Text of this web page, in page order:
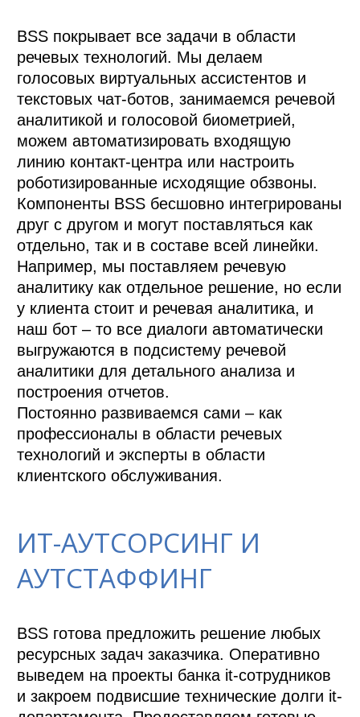
BSS покрывает все задачи в области
речевых технологий. Мы делаем
голосовых виртуальных ассистентов и
текстовых чат-ботов, занимаемся речевой
аналитикой и голосовой биометрией,
можем автоматизировать входящую
линию контакт-центра или настроить
роботизированные исходящие обзвоны.
Компоненты BSS бесшовно интегрированы
друг с другом и могут поставляться как
отдельно, так и в составе всей линейки.
Например, мы поставляем речевую
аналитику как отдельное решение, но если
у клиента стоит и речевая аналитика, и
наш бот – то все диалоги автоматически
выгружаются в подсистему речевой
аналитики для детального анализа и
построения отчетов.
Постоянно развиваемся сами – как
профессионалы в области речевых
технологий и эксперты в области
клиентского обслуживания.
ИТ-АУТСОРСИНГ И
АУТСТАФФИНГ
BSS готова предложить решение любых
ресурсных задач заказчика. Оперативно
выведем на проекты банка it-сотрудников
и закроем подвисшие технические долги it-